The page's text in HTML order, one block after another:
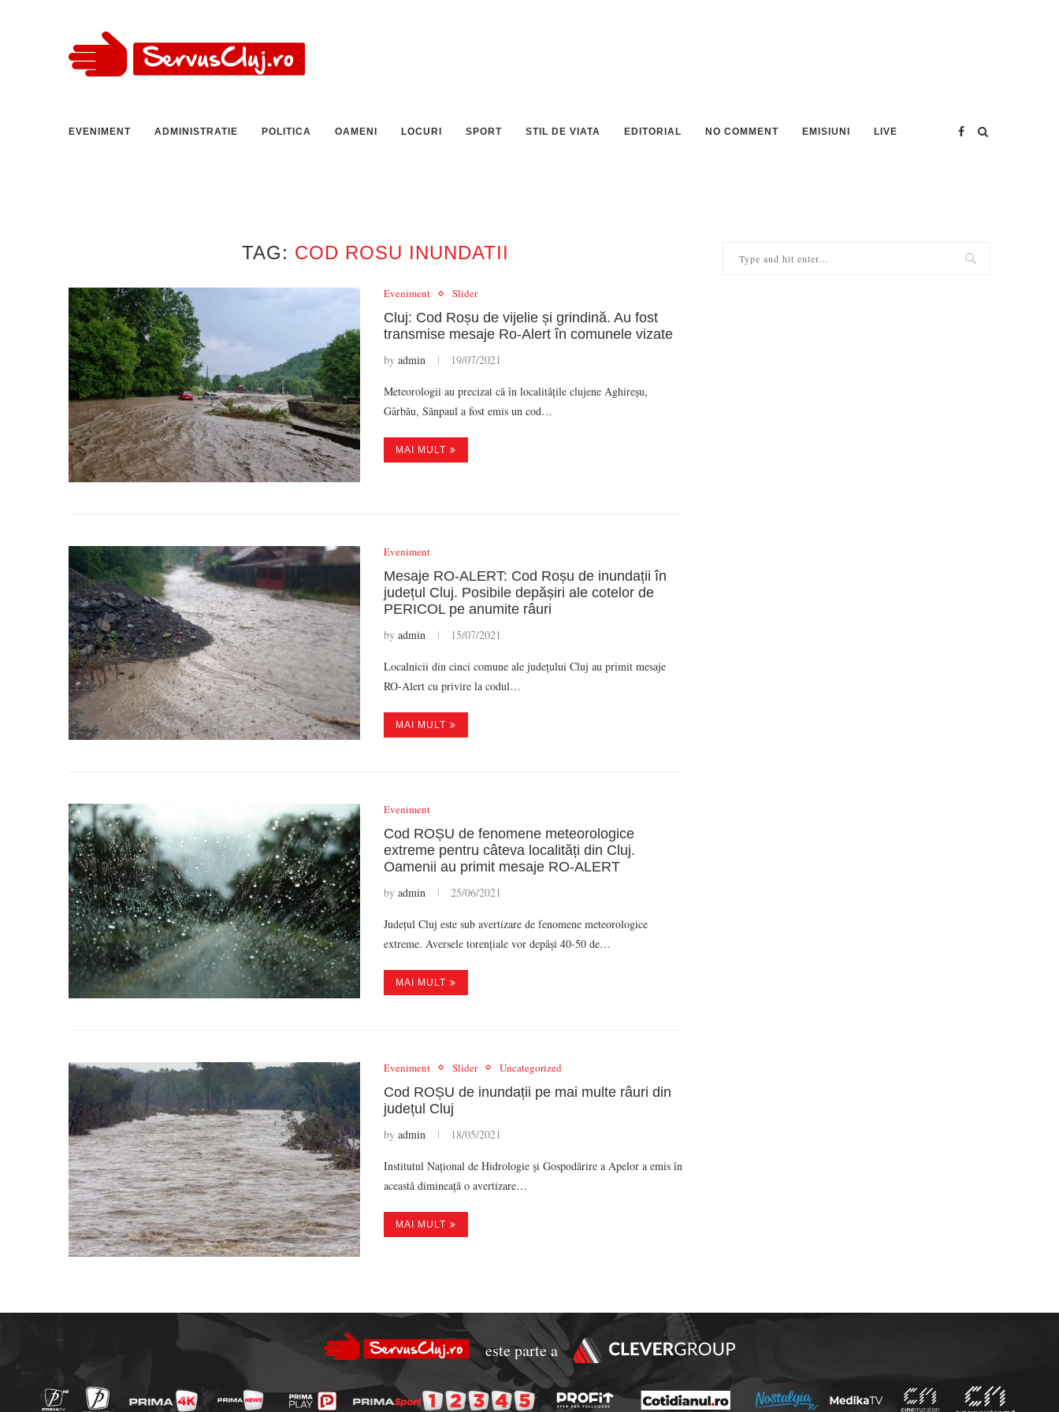
EVENIMENT ADMINISTRATIE POLITICA OAMENI LOCURI SPORT STIL DE VIATA EDITORIAL NO COMMENT EMISIUNI LIVE
TAG: COD ROSU INUNDATII
Eveniment Slider
Cluj: Cod Roșu de vijelie și grindină. Au fost
transmise mesaje Ro-Alert în comunele vizate
by admin 19/07/2021
Meteorologii au precizat că în localitățile clujene Aghireșu,
Gârbău, Sănpaul a fost emis un cod…
MAI MULT
Eveniment
Mesaje RO-ALERT: Cod Roșu de inundații în
județul Cluj. Posibile depășiri ale cotelor de
PERICOL pe anumite râuri
by admin 15/07/2021
Localnicii din cinci comune ale județului Cluj au primit mesaje
RO-Alert cu privire la codul…
MAI MULT
Eveniment
Cod ROȘU de fenomene meteorologice
extreme pentru câteva localități din Cluj.
Oamenii au primit mesaje RO-ALERT
by admin 25/06/2021
Județul Cluj este sub avertizare de fenomene meteorologice
extreme. Aversele torențiale vor depăși 40-50 de…
MAI MULT
Eveniment Slider Uncategorized
Cod ROȘU de inundații pe mai multe râuri din
județul Cluj
by admin 18/05/2021
Institutul Național de Hidrologie și Gospodărire a Apelor a emis în
această dimineață o avertizare…
MAI MULT
este parte a